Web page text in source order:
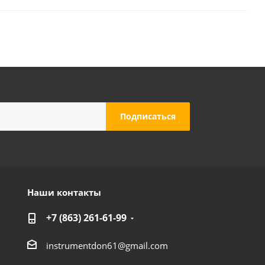
Наши контакты
+7 (863) 261-61-99
instrumentdon61@gmail.com